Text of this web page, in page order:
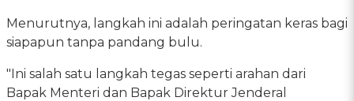
Menurutnya, langkah ini adalah peringatan keras bagi
siapapun tanpa pandang bulu.
"Ini salah satu langkah tegas seperti arahan dari
Bapak Menteri dan Bapak Direktur Jenderal